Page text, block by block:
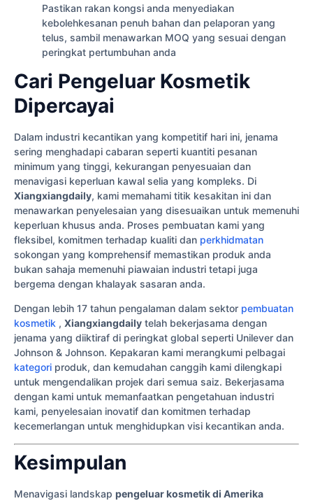
Pastikan rakan kongsi anda menyediakan
kebolehkesanan penuh bahan dan pelaporan yang
telus, sambil menawarkan MOQ yang sesuai dengan
peringkat pertumbuhan anda
Cari Pengeluar Kosmetik
Dipercayai
Dalam industri kecantikan yang kompetitif hari ini, jenama
sering menghadapi cabaran seperti kuantiti pesanan
minimum yang tinggi, kekurangan penyesuaian dan
menavigasi keperluan kawal selia yang kompleks. Di
Xiangxiangdaily, kami memahami titik kesakitan ini dan
menawarkan penyelesaian yang disesuaikan untuk memenuhi
keperluan khusus anda. Proses pembuatan kami yang
fleksibel, komitmen terhadap kualiti dan perkhidmatan
sokongan yang komprehensif memastikan produk anda
bukan sahaja memenuhi piawaian industri tetapi juga
bergema dengan khalayak sasaran anda.
Dengan lebih 17 tahun pengalaman dalam sektor pembuatan
kosmetik , Xiangxiangdaily telah bekerjasama dengan
jenama yang diiktiraf di peringkat global seperti Unilever dan
Johnson & Johnson. Kepakaran kami merangkumi pelbagai
kategori produk, dan kemudahan canggih kami dilengkapi
untuk mengendalikan projek dari semua saiz. Bekerjasama
dengan kami untuk memanfaatkan pengetahuan industri
kami, penyelesaian inovatif dan komitmen terhadap
kecemerlangan untuk menghidupkan visi kecantikan anda.
Kesimpulan
Menavigasi landskap pengeluar kosmetik di Amerika